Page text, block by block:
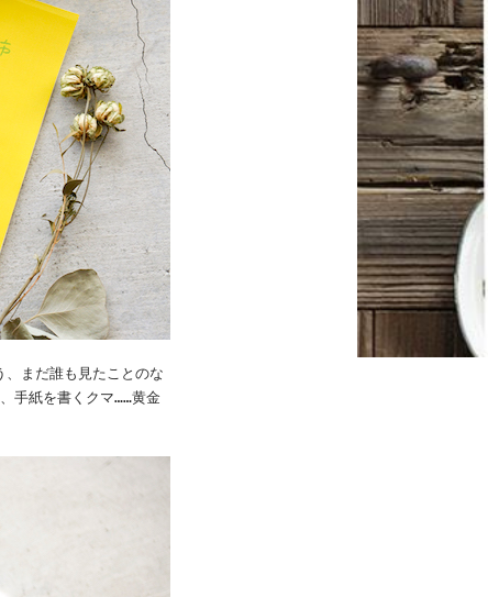
まだ誰も見たことのな
手紙を書くクマ……黄金